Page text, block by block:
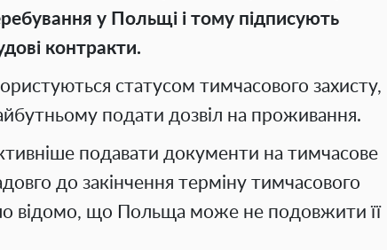
у Польщі і тому підписують
контракти.
статусом тимчасового захисту,
подати дозвіл на проживання.
подавати документи на тимчасове
до закінчення терміну тимчасового
відомо, що Польща може не подовжити її